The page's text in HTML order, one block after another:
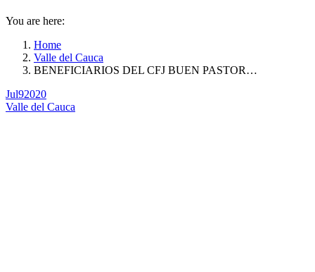
You are here:
Home
Valle del Cauca
BENEFICIARIOS DEL CFJ BUEN PASTOR…
Jul92020
Valle del Cauca